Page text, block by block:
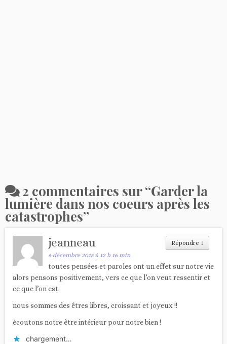
2 commentaires sur “Garder la
lumière dans nos coeurs après les
catastrophes”
Répondre ↓
jeanneau
6 décembre 2015 à 12 h 16 min
toutes pensées et paroles ont un effet sur notre vie
alors pensons positivement, vers ce que l’on veut ressentir et
ce que l’on est.
nous sommes des êtres libres, croissant et joyeux !!
écoutons notre être intérieur pour notre bien !
chargement…